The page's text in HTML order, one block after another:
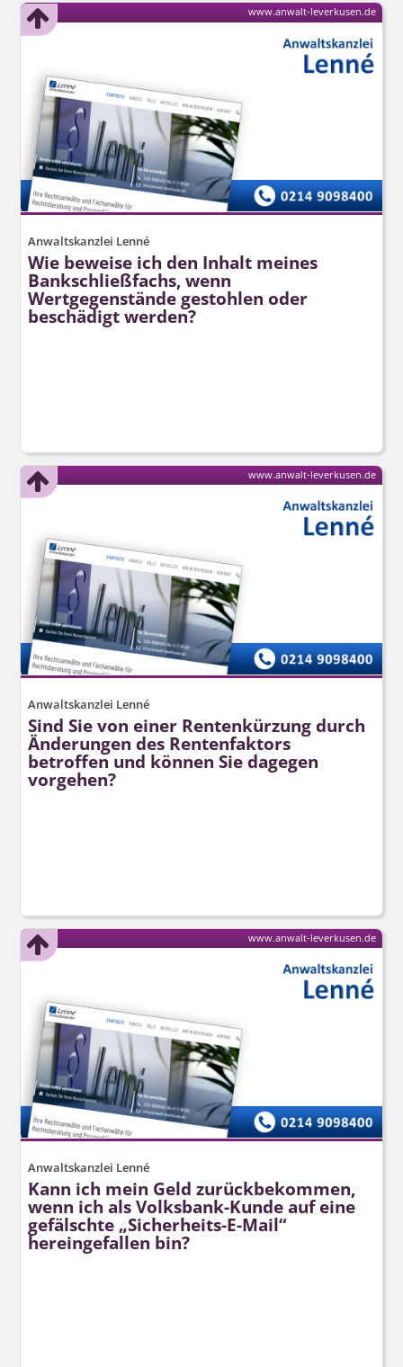
Anwaltskanzlei Lenné
Wie beweise ich den Inhalt meines
Bankschließfachs, wenn
Wertgegenstände gestohlen oder
beschädigt werden?
www.anwalt-leverkusen.de
Anwaltskanzlei Lenné
Sind Sie von einer Rentenkürzung durch
Änderungen des Rentenfaktors
betroffen und können Sie dagegen
vorgehen?
www.anwalt-leverkusen.de
Anwaltskanzlei Lenné
Kann ich mein Geld zurückbekommen,
wenn ich als Volksbank-Kunde auf eine
gefälschte „Sicherheits-E-Mail“
hereingefallen bin?
www.anwalt-leverkusen.de